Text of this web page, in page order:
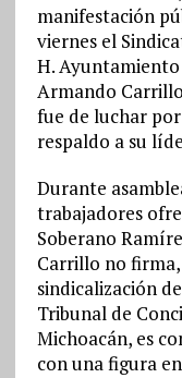
manifestación
viernes el
H.
Armando
fue de luchar
respaldo a su
Durante
trabajadores
Soberano Ramíre
Carrillo no
sindicalización
Tribunal de
Michoacán, es
con una figura